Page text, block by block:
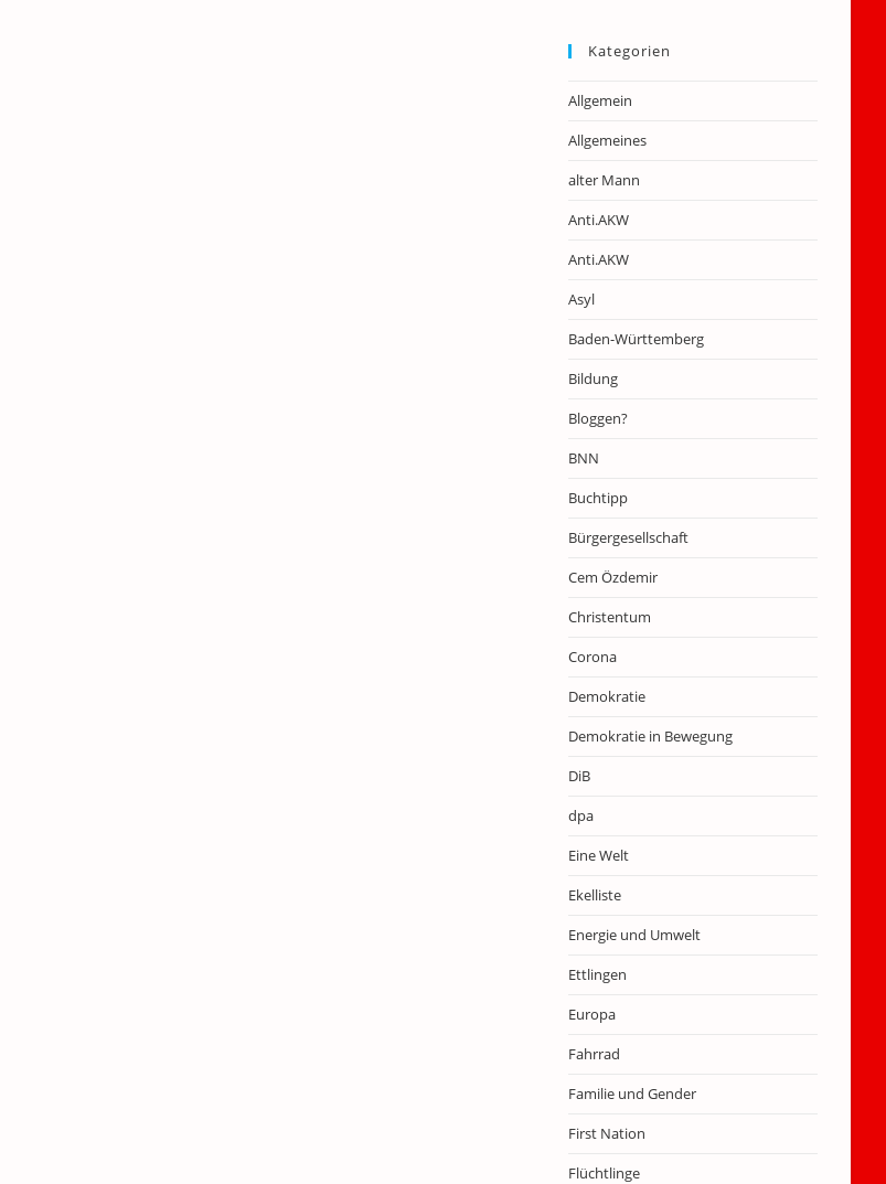
Kategorien
Allgemein
Allgemeines
alter Mann
Anti.AKW
Anti.AKW
Asyl
Baden-Württemberg
Bildung
Bloggen?
BNN
Buchtipp
Bürgergesellschaft
Cem Özdemir
Christentum
Corona
Demokratie
Demokratie in Bewegung
DiB
dpa
Eine Welt
Ekelliste
Energie und Umwelt
Ettlingen
Europa
Fahrrad
Familie und Gender
First Nation
Flüchtlinge